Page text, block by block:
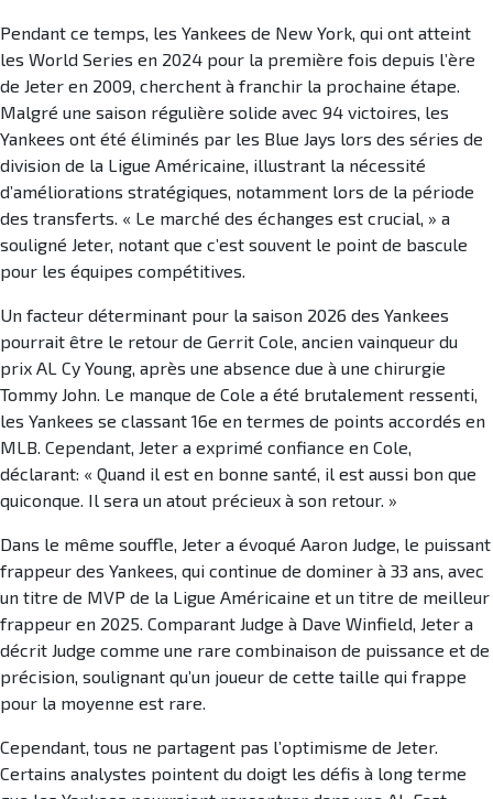
Pendant ce temps, les Yankees de New York, qui ont atteint
les World Series en 2024 pour la première fois depuis l’ère
de Jeter en 2009, cherchent à franchir la prochaine étape.
Malgré une saison régulière solide avec 94 victoires, les
Yankees ont été éliminés par les Blue Jays lors des séries de
division de la Ligue Américaine, illustrant la nécessité
d’améliorations stratégiques, notamment lors de la période
des transferts. « Le marché des échanges est crucial, » a
souligné Jeter, notant que c’est souvent le point de bascule
pour les équipes compétitives.
Un facteur déterminant pour la saison 2026 des Yankees
pourrait être le retour de Gerrit Cole, ancien vainqueur du
prix AL Cy Young, après une absence due à une chirurgie
Tommy John. Le manque de Cole a été brutalement ressenti,
les Yankees se classant 16e en termes de points accordés en
MLB. Cependant, Jeter a exprimé confiance en Cole,
déclarant: « Quand il est en bonne santé, il est aussi bon que
quiconque. Il sera un atout précieux à son retour. »
Dans le même souffle, Jeter a évoqué Aaron Judge, le puissant
frappeur des Yankees, qui continue de dominer à 33 ans, avec
un titre de MVP de la Ligue Américaine et un titre de meilleur
frappeur en 2025. Comparant Judge à Dave Winfield, Jeter a
décrit Judge comme une rare combinaison de puissance et de
précision, soulignant qu’un joueur de cette taille qui frappe
pour la moyenne est rare.
Cependant, tous ne partagent pas l’optimisme de Jeter.
Certains analystes pointent du doigt les défis à long terme